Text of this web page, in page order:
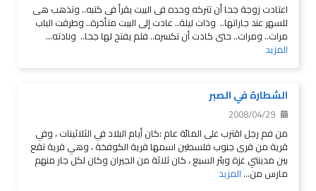
اعتادت زوجة جحا أن تتركه وحده فى البيت يقرأ فى كتبه.. وتذهب هى
للسهر عند جاراتها..‏ ‏ وذات ليلة.. عادت إلى البيت متأخرة.. وطرقت الباب
مرات.. ومرات.. حتى كادت أن تكسره.. فلم يفتح لها جحا..‏ ‏ ونادته...
المزيد
الشطارة في الصبر
2008/04/29
من فم رجل اقترب على المائة عام :كان أيام البلاد في الثلاثينات ، وفي
قرية من قرى جنوب فلسطين اسمها قرية الكوفخة ، وهي قرية تقع
بين مدينتي غزة وبئر السبع ، كان ثلاثة من الجيران وكان لكل جار منهم
مارس من...المزيد